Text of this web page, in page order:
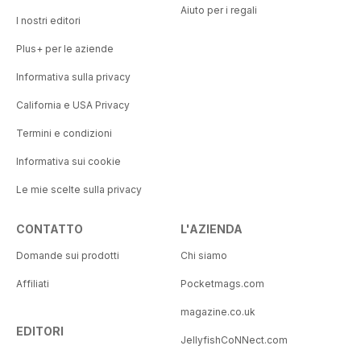
I nostri editori
Plus+ per le aziende
Informativa sulla privacy
California e USA Privacy
Termini e condizioni
Informativa sui cookie
Le mie scelte sulla privacy
Aiuto per i regali
CONTATTO
Domande sui prodotti
Affiliati
EDITORI
L'AZIENDA
Chi siamo
Pocketmags.com
magazine.co.uk
JellyfishCoNNect.com